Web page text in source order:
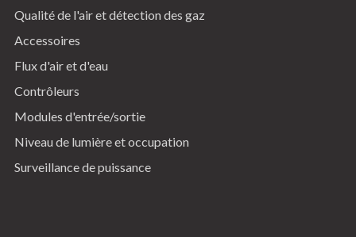
Qualité de l'air et détection des gaz
Accessoires
Flux d'air et d'eau
Contrôleurs
Modules d'entrée/sortie
Niveau de lumière et occupation
Surveillance de puissance